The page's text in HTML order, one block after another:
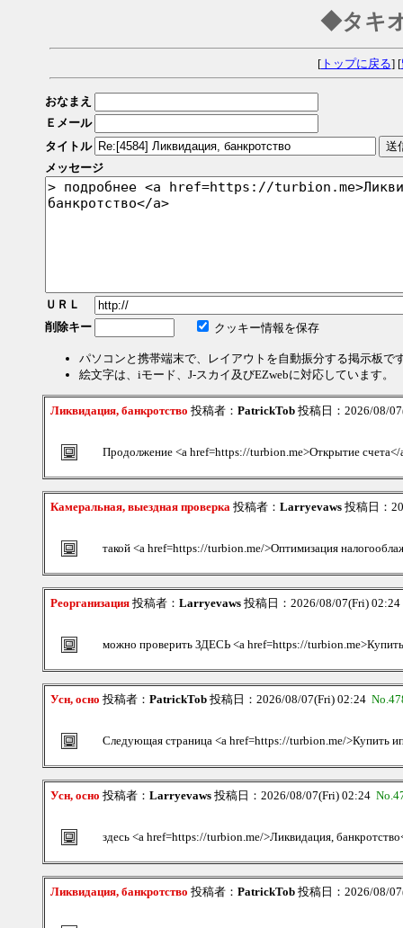
◆タキ
[トップに戻る] [
おなまえ
Ｅメール
タイトル
メッセージ
ＵＲＬ
削除キー
クッキー情報を保存
パソコンと携帯端末で、レイアウトを自動振分する掲示板で
絵文字は、iモード、J-スカイ及びEZwebに対応しています。
Ликвидация, банкротство 投稿者： PatrickTob 投稿日：2026/08/
Продолжение <a href=https://turbion.me>Открытие счета</
Камеральная, выездная проверка 投稿者： Larryevaws 投稿日：
такой <a href=https://turbion.me/>Оптимизация
Реорганизация 投稿者： Larryevaws 投稿日：2026/08/07(Fri)
можно проверить ЗДЕСЬ <a href=https://
Усн, осно 投稿者： PatrickTob 投稿日：2026/08/07(Fri) 02:24
Следующая страница <a href=https://turbion.me/>Купить
Усн, осно 投稿者： Larryevaws 投稿日：2026/08/07(Fri) 02:24
здесь <a href=https://turbion.me/>Ликвидация,
Ликвидация, банкротство 投稿者： PatrickTob 投稿日：2026/08/